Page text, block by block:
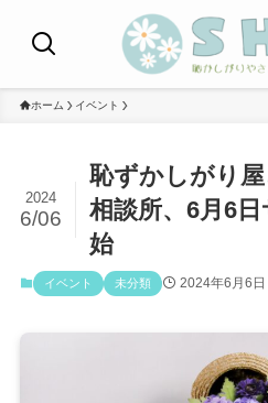
ホーム イベント
恥ずかしがり
相談所、6月6
始
2024
6/06
イベント 未分類 2024年6月6日